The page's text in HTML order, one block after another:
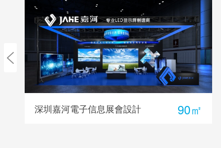
90㎡ 海洋王照明航展展臺設計